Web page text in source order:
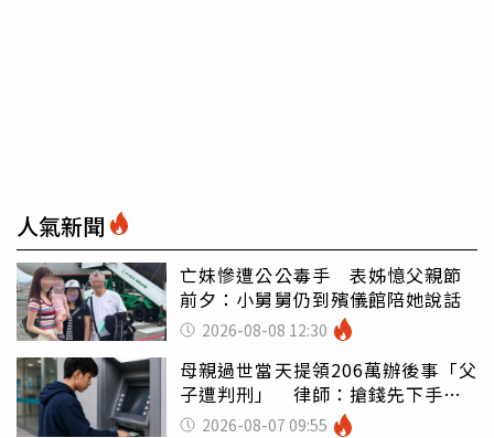
人氣新聞
亡妹慘遭公公毒手 表姊憶父親節
前夕：小舅舅仍到殯儀館陪她說話
2026-08-08 12:30
母親過世當天提領206萬辦後事「父
子遭判刑」 律師：搶錢先下手是
罪 2026-08-07 09:55